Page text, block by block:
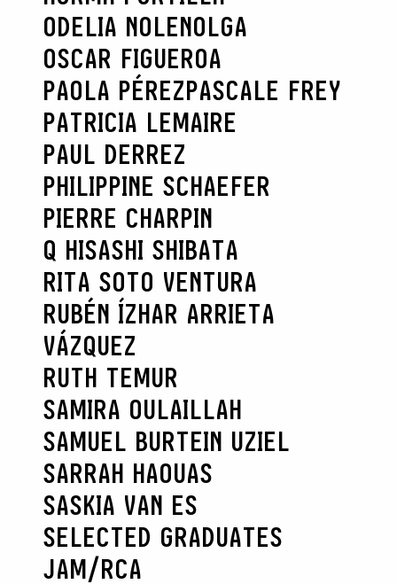
ODELIA NOLENOLGA
OSCAR FIGUEROA
PAOLA PÉREZPASCALE FREY
PATRICIA LEMAIRE
PAUL DERREZ
PHILIPPINE SCHAEFER
PIERRE CHARPIN
Q HISASHI SHIBATA
RITA SOTO VENTURA
RUBÉN ÍZHAR ARRIETA
VÁZQUEZ
RUTH TEMUR
SAMIRA OULAILLAH
SAMUEL BURTEIN UZIEL
SARRAH HAOUAS
SASKIA VAN ES
SELECTED GRADUATES
JAM/RCA